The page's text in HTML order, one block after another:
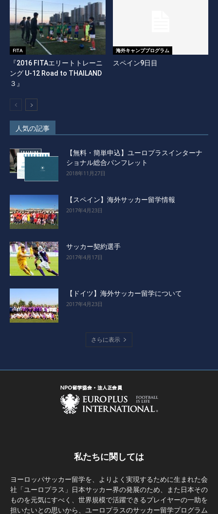
FITA
『2016 FITAエリートトレーニ
ング U-12 Road to THAILAND
３』
海外キャンププログラム
スペイン9日目
人気の記事
【無料・簡単申込】ユーロプラスインターナ
ショナル総合パンフレット
2018年11月27日
【スペイン】海外サッカー留学情報
2017年4月23日
サッカー契約選手
2017年4月17日
【ドイツ】海外サッカー留学について
2017年4月23日
さらに表示
私たちに関しては
ヨーロッパサッカー留学を、よりよく実現するために生まれた会
社「ユーロプラス」日本サッカー界の発展のため、また日本その
ものを元気にすべく、世界規模で活躍できるプレイヤーの一助を
担いたいとの思いから、ユーロプラスのサッカー留学プログラム